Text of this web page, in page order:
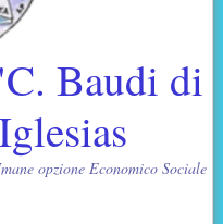
Baudi di
opzione Economico Sociale